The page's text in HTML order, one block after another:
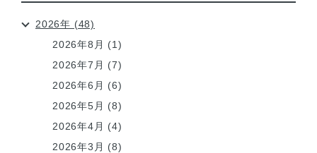
2026年 (48)
2026年8月 (1)
2026年7月 (7)
2026年6月 (6)
2026年5月 (8)
2026年4月 (4)
2026年3月 (8)